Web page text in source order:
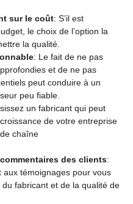
sur le coût: S’il est
le choix de l’option la
la qualité.
: Le fait de ne pas
et de ne pas
peut conduire à un
peu fiable.
un fabricant qui peut
de votre entreprise
chaîne
des clients:
aux témoignages pour vous
fabricant et de la qualité de